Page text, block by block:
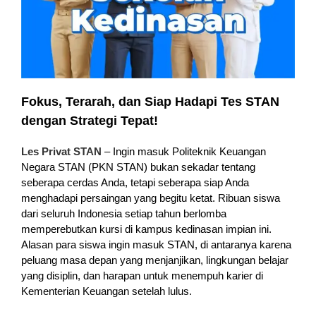
Fokus, Terarah, dan Siap Hadapi Tes STAN
dengan Strategi Tepat!
Les Privat STAN – Ingin masuk Politeknik Keuangan
Negara STAN (PKN STAN) bukan sekadar tentang
seberapa cerdas Anda, tetapi seberapa siap Anda
menghadapi persaingan yang begitu ketat. Ribuan siswa
dari seluruh Indonesia setiap tahun berlomba
memperebutkan kursi di kampus kedinasan impian ini.
Alasan para siswa ingin masuk STAN, di antaranya karena
peluang masa depan yang menjanjikan, lingkungan belajar
yang disiplin, dan harapan untuk menempuh karier di
Kementerian Keuangan setelah lulus.